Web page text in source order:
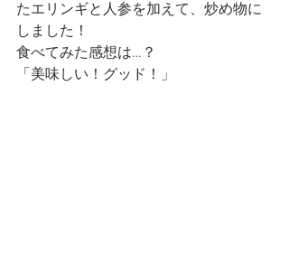
たエリンギと人参を加えて、炒め物に
しました！
食べてみた感想は…？
「美味しい！グッド！」